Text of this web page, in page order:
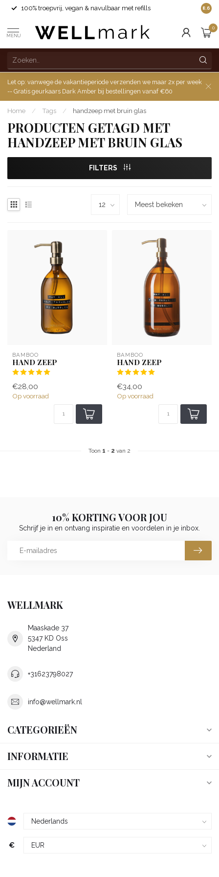
100% troepvrij, vegan & navulbaar met refills 8.6
MENU
0
Let op: vanwege de vakantieperiode verzenden we maar 2x per week
-- Gratis geurkaars Dark Amber bij bestellingen vanaf €60
Home / Tags / handzeep met bruin glas
PRODUCTEN GETAGD MET
HANDZEEP MET BRUIN GLAS
FILTERS
BAMBOO
HAND ZEEP
€28,00
Op voorraad
BAMBOO
HAND ZEEP
€34,00
Op voorraad
Toon 1 - 2 van 2
10% KORTING VOOR JOU
Schrijf je in en ontvang inspiratie en voordelen in je inbox.
WELLMARK
Maaskade 37
5347 KD Oss
Nederland
+31623798027
info@wellmark.nl
CATEGORIEËN
INFORMATIE
MIJN ACCOUNT
€